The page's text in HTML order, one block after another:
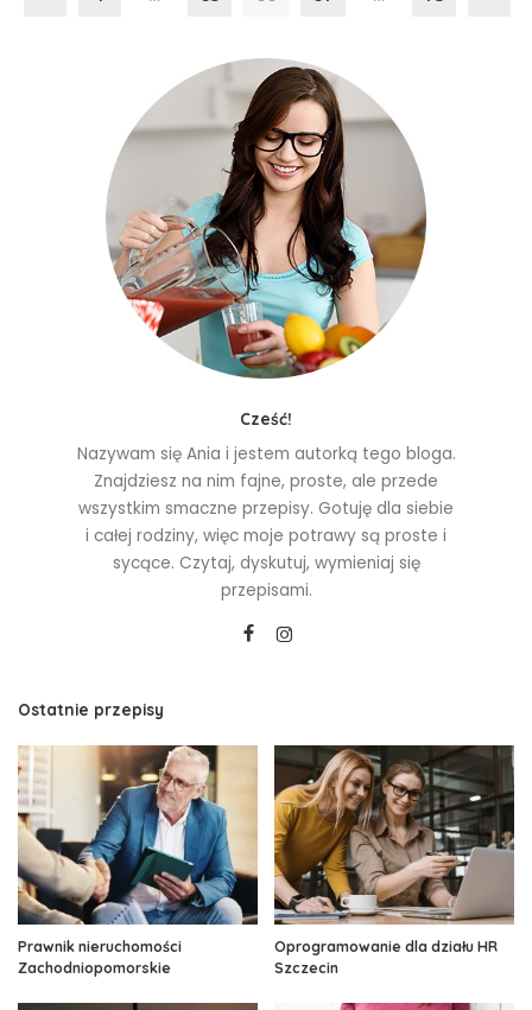
Cześć!
Nazywam się Ania i jestem autorką tego bloga.
Znajdziesz na nim fajne, proste, ale przede
wszystkim smaczne przepisy. Gotuję dla siebie
i całej rodziny, więc moje potrawy są proste i
sycące. Czytaj, dyskutuj, wymieniaj się
przepisami.
Ostatnie przepisy
Prawnik nieruchomości
Zachodniopomorskie
Oprogramowanie dla działu HR
Szczecin